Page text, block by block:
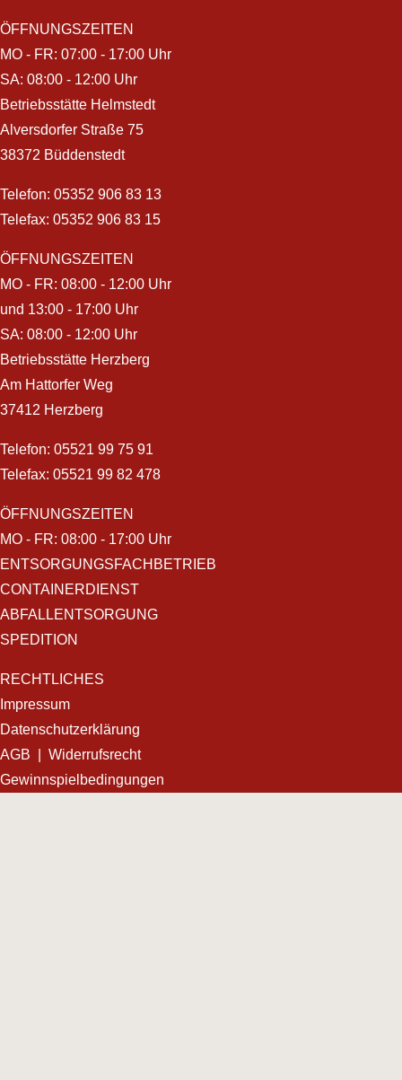
ÖFFNUNGSZEITEN
MO - FR: 07:00 - 17:00 Uhr
SA: 08:00 - 12:00 Uhr
Betriebsstätte Helmstedt
Alversdorfer Straße 75
38372 Büddenstedt
Telefon: 05352 906 83 13
Telefax: 05352 906 83 15
ÖFFNUNGSZEITEN
MO - FR: 08:00 - 12:00 Uhr
und 13:00 - 17:00 Uhr
SA: 08:00 - 12:00 Uhr
Betriebsstätte Herzberg
Am Hattorfer Weg
37412 Herzberg
Telefon: 05521 99 75 91
Telefax: 05521 99 82 478
ÖFFNUNGSZEITEN
MO - FR: 08:00 - 17:00 Uhr
ENTSORGUNGSFACHBETRIEB
CONTAINERDIENST
ABFALLENTSORGUNG
SPEDITION
RECHTLICHES
Impressum
Datenschutzerklärung
AGB
Widerrufsrecht
Gewinnspielbedingungen